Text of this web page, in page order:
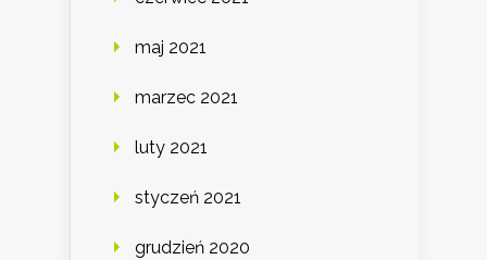
maj 2021
marzec 2021
luty 2021
styczeń 2021
grudzień 2020